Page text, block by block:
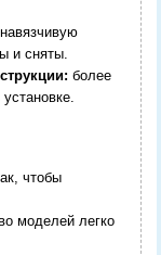
и сняты.
более
чтобы
моделей легко